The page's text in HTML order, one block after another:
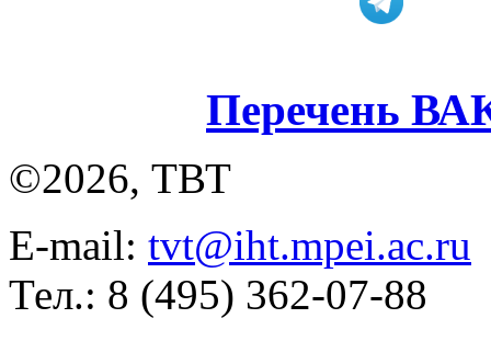
Перечень
©2026, ТВТ
E-mail: tvt@iht.mpei.ac.ru
Тел.: 8 (495) 362-07-88